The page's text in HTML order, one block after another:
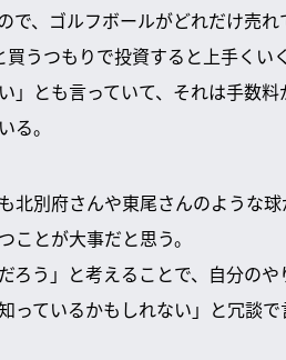
、ゴルフボールがどれだけ売れ
うつもりで投資すると上手くい
」とも言っていて、それは手数
る。
北別府さんや東尾さんのような
とが大事だと思う。
ろう」と考えることで、自分の
っているかもしれない」と冗談